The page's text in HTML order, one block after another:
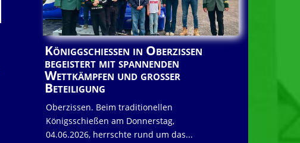
Königgschießen in Oberzissen
begeistert mit spannenden
Wettkämpfen und großer
Beteiligung
Oberzissen. Beim traditionellen
Königsschießen am Donnerstag,
04.06.2026, herrschte rund um das...